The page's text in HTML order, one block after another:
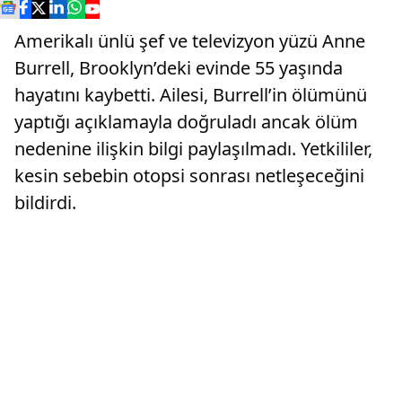
Amerikalı ünlü şef ve televizyon yüzü Anne
Burrell, Brooklyn’deki evinde 55 yaşında
hayatını kaybetti. Ailesi, Burrell’in ölümünü
yaptığı açıklamayla doğruladı ancak ölüm
nedenine ilişkin bilgi paylaşılmadı. Yetkililer,
kesin sebebin otopsi sonrası netleşeceğini
bildirdi.